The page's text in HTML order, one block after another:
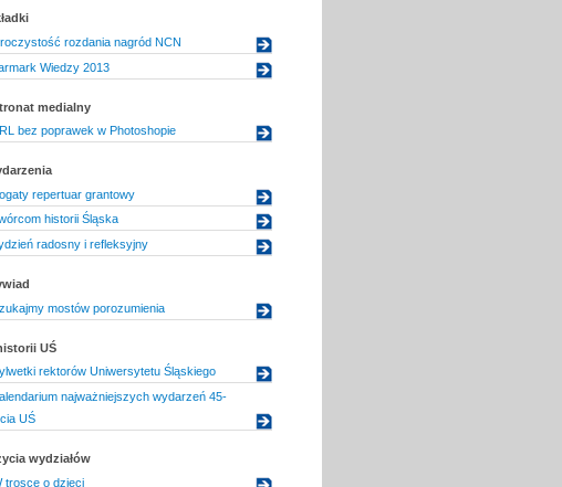
rozdania nagród NCN
Wiedzy 2013
medialny
bez poprawek w Photoshopie
repertuar grantowy
historii Śląska
radosny i refleksyjny
mostów porozumienia
UŚ
rektorów Uniwersytetu Śląskiego
najważniejszych wydarzeń 45-
UŚ
wydziałów
trosce o dzieci